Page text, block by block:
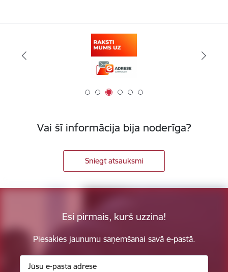
Vai šī informācija bija noderīga?
Sniegt atsauksmi
Esi pirmais, kurš uzzina!
Piesakies jaunumu saņemšanai savā e-pastā.